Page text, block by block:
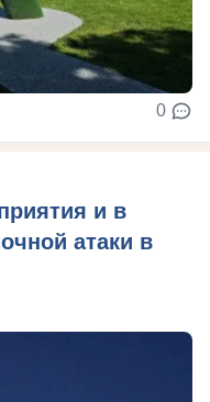
0
и в
атаки в